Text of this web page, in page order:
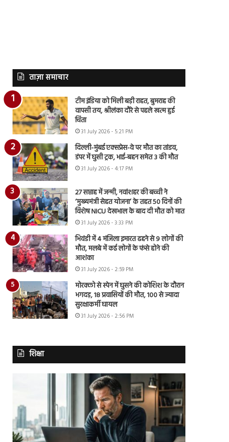
ताज़ा समाचार
टीम इंडिया को मिली बड़ी राहत, बुमराह की
वापसी तय, श्रीलंका दौरे से पहले खत्म हुई
चिंता
31 July 2026 - 5:21 PM
दिल्ली-मुंबई एक्सप्रेस-वे पर मौत का तांडव,
डंपर में घुसी ट्रक, भाई-बहन समेत 3 की मौत
31 July 2026 - 4:17 PM
27 सप्ताह में जन्मी, नवांशहर की बच्ची ने
‘मुख्यमंत्री सेहत योजना’ के तहत 50 दिनों की
विशेष NICU देखभाल के बाद दी मौत को मात
31 July 2026 - 3:33 PM
भिवंडी में 4 मंजिला इमारत ढहने से 9 लोगों की
मौत, मलबे में कई लोगों के फंसे होने की
आशंका
31 July 2026 - 2:59 PM
मोरक्को से स्पेन में घुसने की कोशिश के दौरान
भगदड़, 18 प्रवासियों की मौत, 100 से ज्यादा
सुरक्षाकर्मी घायल
31 July 2026 - 2:56 PM
शिक्षा